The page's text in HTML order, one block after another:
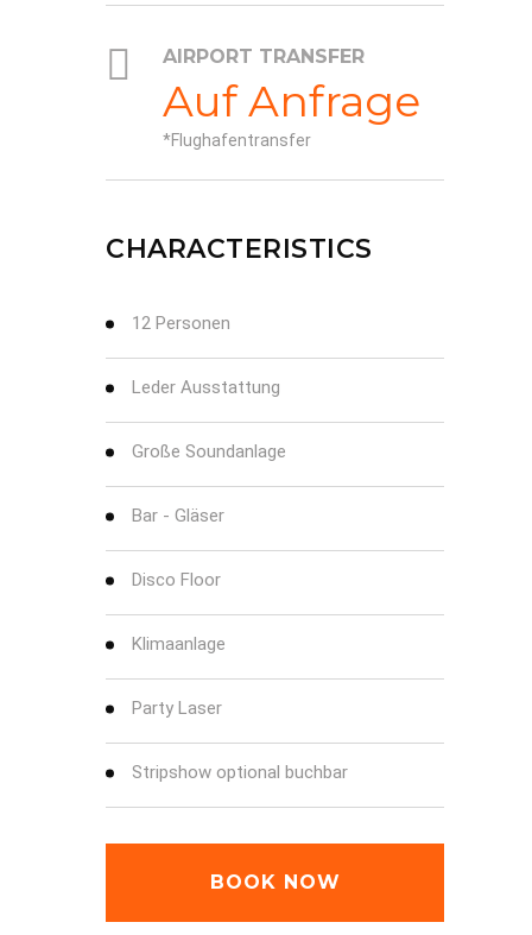
AIRPORT TRANSFER
Auf Anfrage
Flughafentransfer
CHARACTERISTICS
12 Personen
Leder Ausstattung
Große Soundanlage
Bar - Gläser
Disco Floor
Klimaanlage
Party Laser
Stripshow optional buchbar
BOOK NOW